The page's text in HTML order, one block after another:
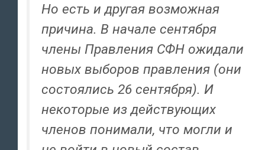
Но есть и другая возможная
причина. В начале сентября
члены Правления СФН ожидали
новых выборов правления (они
состоялись 26 сентября). И
некоторые из действующих
членов понимали, что могли и